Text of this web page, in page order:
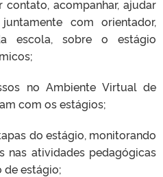
acompanhar, ajudar
com orientador,
escola, sobre o estágio
no Ambiente Virtual de
com os estágios;
do estágio, monitorando
nas atividades pedagógicas
de estágio;